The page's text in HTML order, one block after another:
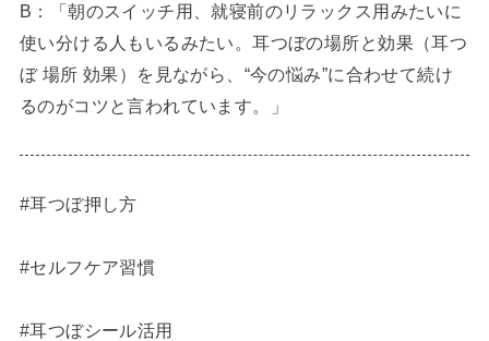
B：「朝のスイッチ用、就寝前のリラックス用みたいに
使い分ける人もいるみたい。耳つぼの場所と効果（耳つ
ぼ 場所 効果）を見ながら、“今の悩み”に合わせて続け
るのがコツと言われています。」
#耳つぼ押し方
#セルフケア習慣
#耳つぼシール活用